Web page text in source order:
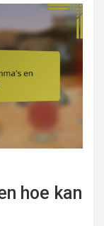
hoe kan